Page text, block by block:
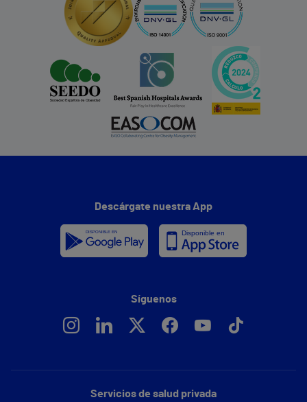
Servicios de salud privada
Descárgate nuestra App
Síguenos